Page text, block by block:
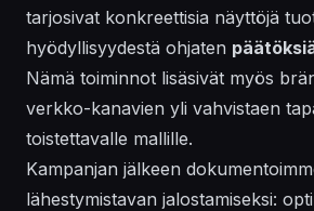
tarjosivat konkreettisia näyttöjä
hyödyllisyydestä ohjaten
Nämä toiminnot lisäsivät myös
verkko-kanavien yli vahvistaen
toistettavalle mallille.
Kampanjan jälkeen
lähestymistavan jalostamiseksi: